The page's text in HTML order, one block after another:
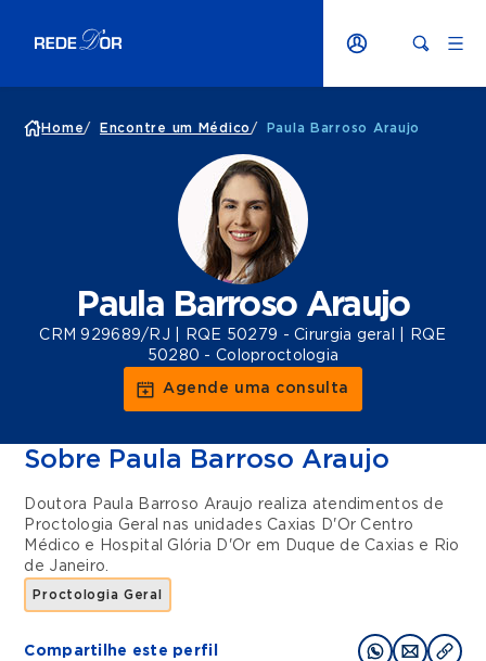
Home/ Encontre um Médico / Paula Barroso Araujo
Paula Barroso Araujo
CRM 929689/RJ | RQE 50279 - Cirurgia geral | RQE
50280 - Coloproctologia
Agende uma consulta
Sobre Paula Barroso Araujo
Doutora Paula Barroso Araujo realiza atendimentos de
Proctologia Geral
nas unidades Caxias D'Or Centro
Médico e Hospital Glória D'Or em Duque de Caxias e
Rio
de Janeiro.
Proctologia Geral
Compartilhe este perfil